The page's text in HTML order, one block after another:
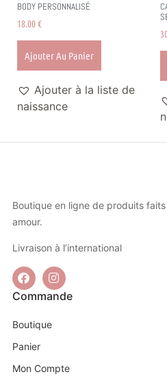
BODY PERSONNALISÉ
18.00€
Ajouter Au Panier
Ajouter à la liste de
naissance
Boutique en ligne de produits
amour.
Livraison à l’international
Commande
Boutique
Panier
Mon Compte